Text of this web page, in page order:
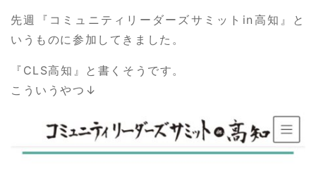
先週『コミュニティリーダーズサミットin高知』と
いうものに参加してきました。
『CLS高知』と書くそうです。
こういうやつ↓